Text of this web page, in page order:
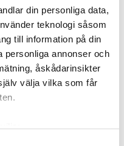
din personliga data,
teknologi såsom
till information på din
personliga annonser och
åskådarinsikter
välja vilka som får